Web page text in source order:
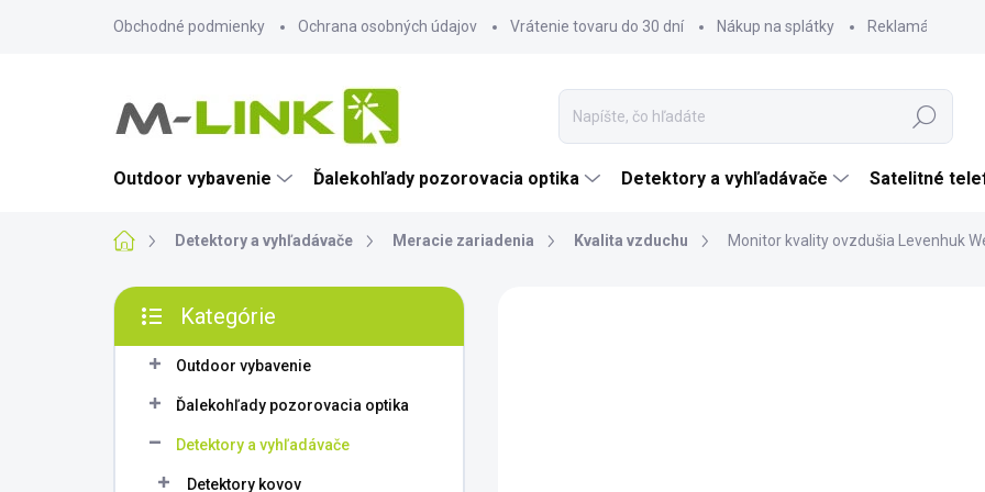
Obchodné podmienky Ochrana osobných údajov Vrátenie tovaru do 30 dní Nákup na splátky Reklamácia
Hľadať
Outdoor vybavenie Ďalekohľady pozorovacia optika Detektory a vyhľadávače Satelitné
DomovDetektory a vyhľadávače Meracie zariadenia Kvalita vzduchu Monitor kvality ovzdušia Levenhuk
B
č
kategórie
Kategórie
Outdoor vybavenie
Ďalekohľady pozorovacia optika
Detektory a vyhľadávače
Detektory kovov